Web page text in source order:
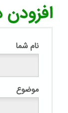
افزودن
نام شما
موضوع